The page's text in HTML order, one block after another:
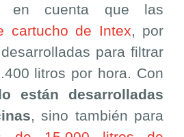
en cuenta que las
cartucho de Intex , por
para filtrar
litros por hora. Con
están desarrolladas
, sino también para